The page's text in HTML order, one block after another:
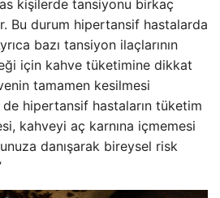
kişilerde tansiyonu birkaç
Bu durum hipertansif hastalarda
bazı tansiyon ilaçlarının
için kahve tüketimine dikkat
tamamen kesilmesi
hipertansif hastaların tüketim
kahveyi aç karnına içmemesi
danışarak bireysel risk